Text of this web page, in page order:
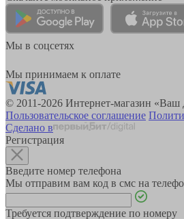
Мы в соцсетях
Мы принимаем к оплате
© 2011-2026 Интернет-магазин «Ваш
Пользовательское соглашение
Сделано в
Регистрация
Введите номер телефона
Мы отправим вам код в смс на
Требуется подтверждение по номеру